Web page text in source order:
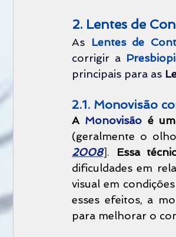
2. Lentes de
As Lentes de
corrigir a
principais para as
2.1. Monovisão
A Monovisão
(geralmente o
2008]. Essa
dificuldades em
visual em
esses efeitos, a
para melhorar o